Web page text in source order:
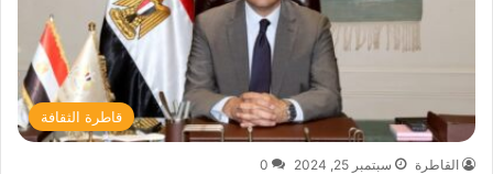
قاطرة الثقافة
القاطرة سبتمبر 25, 2024 0